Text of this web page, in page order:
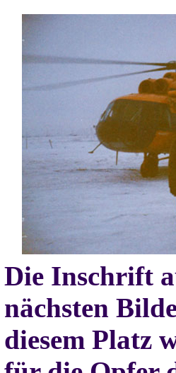
Die Inschrift
nächsten
diesem Platz